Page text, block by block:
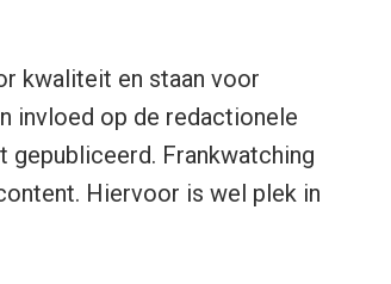
kwaliteit en staan voor
invloed op de redactionele
Frankwatching
Hiervoor is wel plek in